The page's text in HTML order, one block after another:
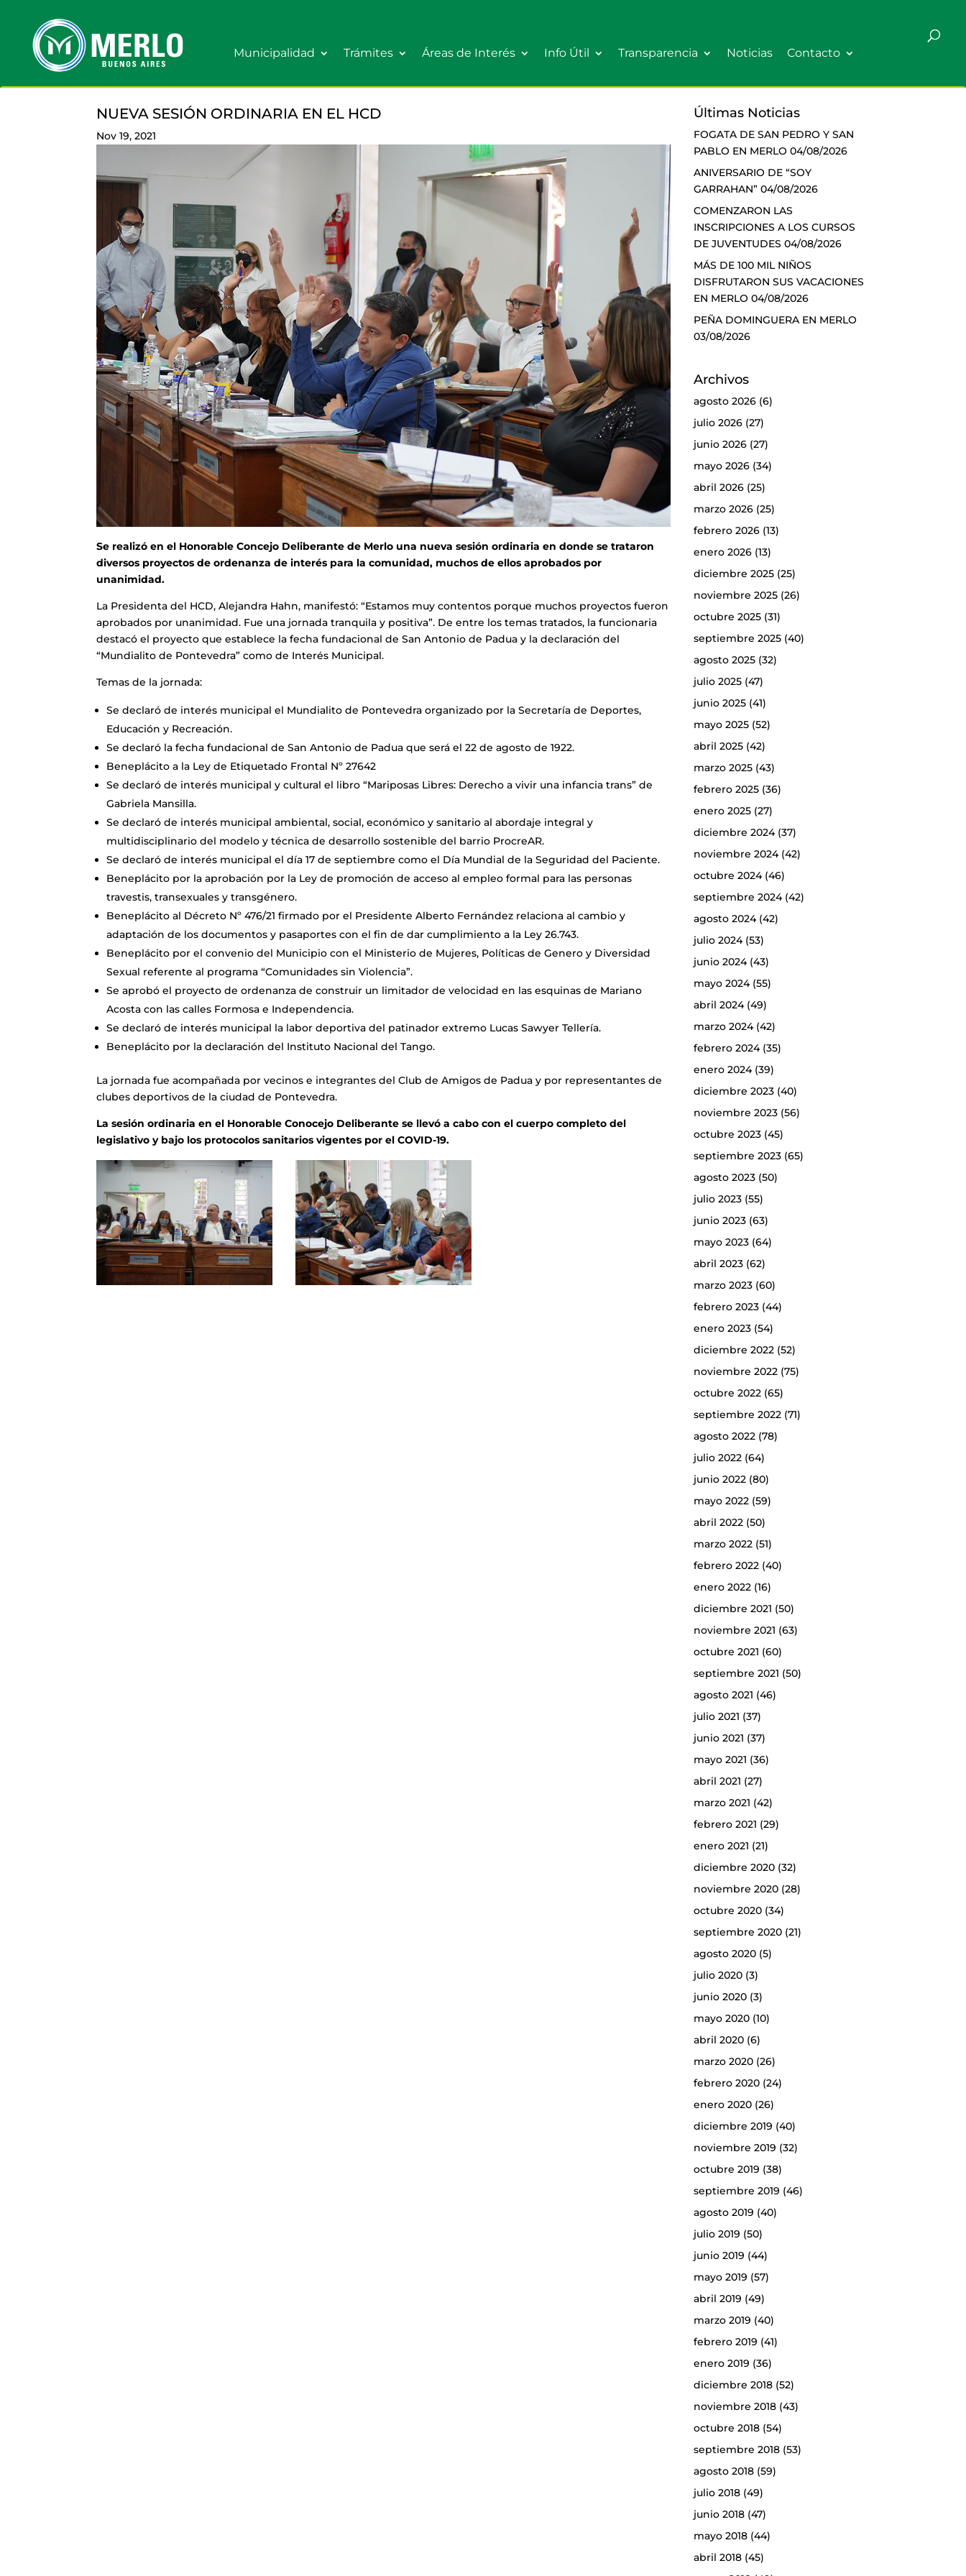
Municipalidad Trámites Áreas de Interés Info Útil Transparencia Noticias Contacto
NUEVA SESIÓN ORDINARIA EN EL HCD
Nov 19, 2021
Se realizó en el Honorable Concejo Deliberante de Merlo una nueva sesión ordinaria en donde se trataron
diversos proyectos de ordenanza de interés para la comunidad, muchos de ellos aprobados por
unanimidad.
La Presidenta del HCD, Alejandra Hahn, manifestó: “Estamos muy contentos porque muchos proyectos fueron
aprobados por unanimidad. Fue una jornada tranquila y positiva”. De entre los temas tratados, la funcionaria
destacó el proyecto que establece la fecha fundacional de San Antonio de Padua y la declaración del
“Mundialito de Pontevedra” como de Interés Municipal.
Temas de la jornada:
Se declaró de interés municipal el Mundialito de Pontevedra organizado por la Secretaría de Deportes,
Educación y Recreación.
Se declaró la fecha fundacional de San Antonio de Padua que será el 22 de agosto de 1922.
Beneplácito a la Ley de Etiquetado Frontal Nº 27642
Se declaró de interés municipal y cultural el libro “Mariposas Libres: Derecho a vivir una infancia trans” de
Gabriela Mansilla.
Se declaró de interés municipal ambiental, social, económico y sanitario al abordaje integral y
multidisciplinario del modelo y técnica de desarrollo sostenible del barrio ProcreAR.
Se declaró de interés municipal el día 17 de septiembre como el Día Mundial de la Seguridad del Paciente.
Beneplácito por la aprobación por la Ley de promoción de acceso al empleo formal para las personas
travestis, transexuales y transgénero.
Beneplácito al Décreto Nº 476/21 firmado por el Presidente Alberto Fernández relaciona al cambio y
adaptación de los documentos y pasaportes con el fin de dar cumplimiento a la Ley 26.743.
Beneplácito por el convenio del Municipio con el Ministerio de Mujeres, Políticas de Genero y Diversidad
Sexual referente al programa “Comunidades sin Violencia”.
Se aprobó el proyecto de ordenanza de construir un limitador de velocidad en las esquinas de Mariano
Acosta con las calles Formosa e Independencia.
Se declaró de interés municipal la labor deportiva del patinador extremo Lucas Sawyer Tellería.
Beneplácito por la declaración del Instituto Nacional del Tango.
La jornada fue acompañada por vecinos e integrantes del Club de Amigos de Padua y por representantes de
clubes deportivos de la ciudad de Pontevedra.
La sesión ordinaria en el Honorable Conocejo Deliberante se llevó a cabo con el cuerpo completo del
legislativo y bajo los protocolos sanitarios vigentes por el COVID-19.
Últimas Noticias
FOGATA DE SAN PEDRO Y SAN
PABLO EN MERLO 04/08/2026
ANIVERSARIO DE “SOY
GARRAHAN” 04/08/2026
COMENZARON LAS
INSCRIPCIONES A LOS CURSOS
DE JUVENTUDES 04/08/2026
MÁS DE 100 MIL NIÑOS
DISFRUTARON SUS VACACIONES
EN MERLO 04/08/2026
PEÑA DOMINGUERA EN MERLO
03/08/2026
Archivos
agosto 2026(6)
julio 2026(27)
junio 2026(27)
mayo 2026(34)
abril 2026(25)
marzo 2026(25)
febrero 2026(13)
enero 2026(13)
diciembre 2025(25)
noviembre 2025(26)
octubre 2025(31)
septiembre 2025(40)
agosto 2025(32)
julio 2025(47)
junio 2025(41)
mayo 2025(52)
abril 2025(42)
marzo 2025(43)
febrero 2025(36)
enero 2025(27)
diciembre 2024(37)
noviembre 2024(42)
octubre 2024(46)
septiembre 2024(42)
agosto 2024(42)
julio 2024(53)
junio 2024(43)
mayo 2024(55)
abril 2024(49)
marzo 2024(42)
febrero 2024(35)
enero 2024(39)
diciembre 2023(40)
noviembre 2023(56)
octubre 2023(45)
septiembre 2023(65)
agosto 2023(50)
julio 2023(55)
junio 2023(63)
mayo 2023(64)
abril 2023(62)
marzo 2023(60)
febrero 2023(44)
enero 2023(54)
diciembre 2022(52)
noviembre 2022(75)
octubre 2022(65)
septiembre 2022(71)
agosto 2022(78)
julio 2022(64)
junio 2022(80)
mayo 2022(59)
abril 2022(50)
marzo 2022(51)
febrero 2022(40)
enero 2022(16)
diciembre 2021 (50)
noviembre 2021 (63)
octubre 2021 (60)
septiembre 2021 (50)
agosto 2021 (46)
julio 2021 (37)
junio 2021 (37)
mayo 2021 (36)
abril 2021 (27)
marzo 2021 (42)
febrero 2021 (29)
enero 2021 (21)
diciembre 2020(32)
noviembre 2020(28)
octubre 2020(34)
septiembre 2020(21)
agosto 2020(5)
julio 2020(3)
junio 2020(3)
mayo 2020(10)
abril 2020(6)
marzo 2020(26)
febrero 2020(24)
enero 2020(26)
diciembre 2019 (40)
noviembre 2019 (32)
octubre 2019 (38)
septiembre 2019 (46)
agosto 2019 (40)
julio 2019 (50)
junio 2019 (44)
mayo 2019 (57)
abril 2019 (49)
marzo 2019 (40)
febrero 2019 (41)
enero 2019 (36)
diciembre 2018(52)
noviembre 2018(43)
octubre 2018(54)
septiembre 2018(53)
agosto 2018(59)
julio 2018(49)
junio 2018(47)
mayo 2018(44)
abril 2018(45)